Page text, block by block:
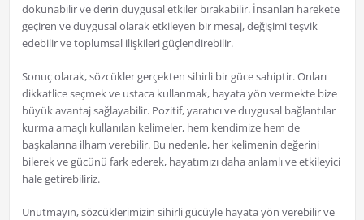
dokunabilir ve derin duygusal etkiler bırakabilir. İnsanları harekete
geçiren ve duygusal olarak etkileyen bir mesaj, değişimi teşvik
edebilir ve toplumsal ilişkileri güçlendirebilir.
Sonuç olarak, sözcükler gerçekten sihirli bir güce sahiptir. Onları
dikkatlice seçmek ve ustaca kullanmak, hayata yön vermekte bize
büyük avantaj sağlayabilir. Pozitif, yaratıcı ve duygusal bağlantılar
kurma amaçlı kullanılan kelimeler, hem kendimize hem de
başkalarına ilham verebilir. Bu nedenle, her kelimenin değerini
bilerek ve gücünü fark ederek, hayatımızı daha anlamlı ve etkileyici
hale getirebiliriz.
Unutmayın, sözcüklerimizin sihirli gücüyle hayata yön verebilir ve